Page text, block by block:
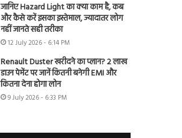
जानिए Hazard Light का क्या काम है, कब
और कैसे करें इसका इस्तेमाल, ज्यादातर लोग
नहीं जानते सही तरीका
12 July 2026 - 6:14 PM
Renault Duster खरीदने का प्लान? 2 लाख
डाउन पेमेंट पर जानें कितनी बनेगी EMI और
कितना देना होगा लोन
9 July 2026 - 6:33 PM